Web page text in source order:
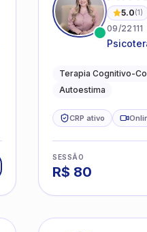
5.0(1)
09/22111
Terapia Cognitivo-
Autoestima
CRP ativo
SESSÃO
R$ 80